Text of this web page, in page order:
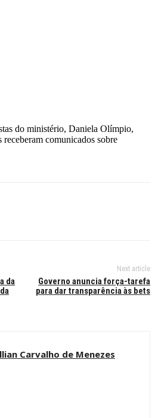
do ministério, Daniela Olímpio,
receberam comunicados sobre
da
Next article
Governo anuncia força-tarefa
para dar transparência às bets
Carvalho de Menezes